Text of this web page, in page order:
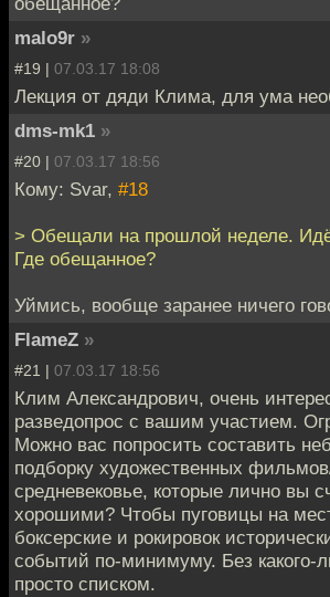
malo9r »
#19 | 07.03.17 18:08
Лекция от дяди Клима, для ума
dms-mk1 »
#20 | 07.03.17 18:56
Кому: Svar, #18
> Обещали на прошлой неделе.
Где обещанное?
Уймись, вообще заранее ничего
FlameZ »
#21 | 07.03.17 18:56
Клим Александрович, очень
разведопрос с вашим участием.
Можно вас попросить составить
подборку художественных
средневековье, которые лично вы
хорошими? Чтобы пуговицы на
боксерские и рокировок
событий по-минимуму. Без какого-
просто списком.